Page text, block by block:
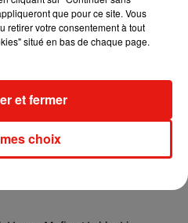
DJ Snake changeait de
avec son premier...
et Latin Mafia dévoilent enfin
créée en...
que pour ce site. Vous
retirer votre consentement à tout
situé en bas de chaque page.
choix
et fermer